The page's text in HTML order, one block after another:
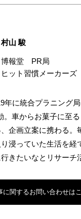
村山 駿
博報堂 PR局
ヒット習慣メーカー
年に統合プラニング
。車からお菓子に至
企画立案に携わる。
浸っていた生活を経
きたいなとリサーチ
に関するお問い合わせは